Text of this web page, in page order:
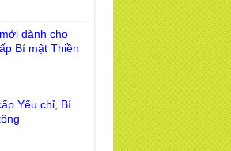
dành cho
Bí mật Thiền
Yếu chỉ, Bí